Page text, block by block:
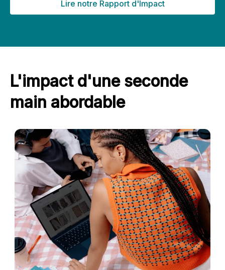
Lire notre Rapport d'Impact
L'impact d'une seconde
main abordable